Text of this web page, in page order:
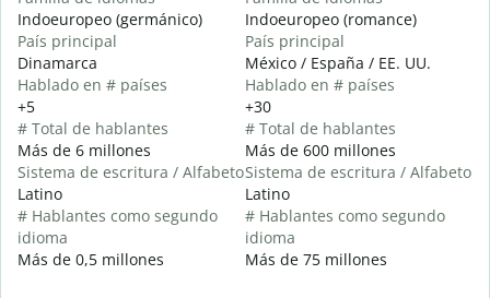
Indoeuropeo (germánico)
País principal
Dinamarca
Hablado en # países
+5
# Total de hablantes
Más de 6 millones
Sistema de escritura / Alfabeto
Latino
# Hablantes como segundo
idioma
Más de 0,5 millones
Indoeuropeo (romance)
País principal
México / España / EE. UU.
Hablado en # países
+30
# Total de hablantes
Más de 600 millones
Sistema de escritura / Alfabeto
Latino
# Hablantes como segundo
idioma
Más de 75 millones